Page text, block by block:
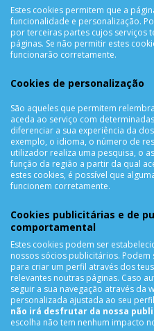
Política de Privacidade
Trocas & Devoluções
Métodos de Pagamento
Resolução de Litígios
Livro de reclamações
APOIO AO CLIENTE
Criar Conta
As Minhas Encomendas
Lista de Desejos
Solicitar uma Devolução
Expedição
Utilização de Cookies
NEWSLETTER
Estes cookies permitem que a
funcionalidade e personalização.
por terceiras partes cujos serviços
páginas. Se não permitir estes
funcionarão corretamente.
Cookies de personalização
São aqueles que permitem
aceda ao serviço com
diferenciar a sua experiência da
exemplo, o idioma, o número de
utilizador realiza uma pesquisa, o
função da região a partir da qual
estes cookies, é possível que
funcionem corretamente.
Cookies publicitárias e de
comportamental
Estes cookies podem ser
nossos sócios publicitários.
para criar um perfil através dos
relevantes noutras páginas. Caso
seguir a sua navegação através da
personalizada ajustada ao seu
não irá desfrutar da nossa
escolha não tem nenhum impacto